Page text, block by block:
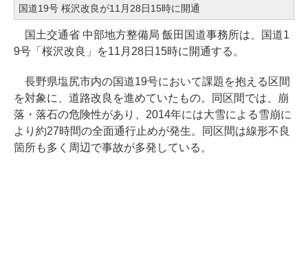
国道19号 桜沢改良が11月28日15時に開通
国土交通省 中部地方整備局 飯田国道事務所は、国道1
9号「桜沢改良」を11月28日15時に開通する。
長野県塩尻市内の国道19号において課題を抱える区間
を対象に、道路改良を進めていたもの。同区間では、崩
落・落石の危険性があり、2014年には大雪による雪崩に
より約27時間の全面通行止めが発生。同区間は線形不良
箇所も多く周辺で事故が多発している。